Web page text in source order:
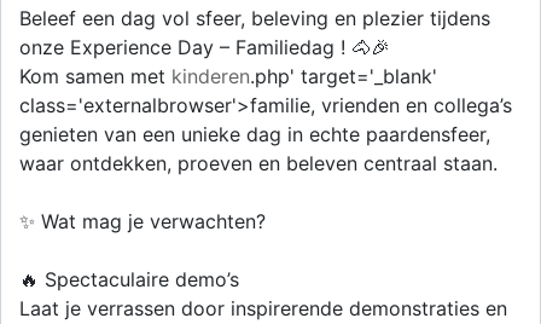
Beleef een dag vol sfeer, beleving en plezier tijdens
onze Experience Day – Familiedag ! 🐴🎉
Kom samen met kinderen.php' target='_blank'
class='externalbrowser'>familie, vrienden en collega’s
genieten van een unieke dag in echte paardensfeer,
waar ontdekken, proeven en beleven centraal staan.
✨ Wat mag je verwachten?
🔥 Spectaculaire demo’s
Laat je verrassen door inspirerende demonstraties en